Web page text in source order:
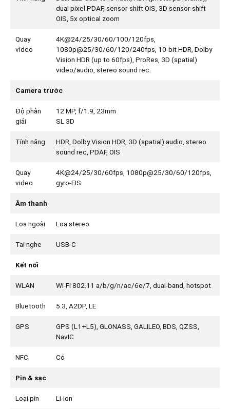
dual pixel PDAF, sensor-shift OIS, 3D sensor‑shift
OIS, 5x optical zoom
Quay
video
4K@24/25/30/60/100/120fps,
1080p@25/30/60/120/240fps, 10-bit HDR, Dolby
Vision HDR (up to 60fps), ProRes, 3D (spatial)
video/audio, stereo sound rec.
Camera trước
Độ phân
giải
12 MP, f/1.9, 23mm
SL 3D
Tính năng
HDR, Dolby Vision HDR, 3D (spatial) audio, stereo
sound rec, PDAF, OIS
Quay
video
4K@24/25/30/60fps, 1080p@25/30/60/120fps,
gyro-EIS
Âm thanh
Loa ngoài Loa stereo
Tai nghe USB-C
Kết nối
WLAN Wi-Fi 802.11 a/b/g/n/ac/6e/7, dual-band, hotspot
Bluetooth 5.3, A2DP, LE
GPS
GPS (L1+L5), GLONASS, GALILEO, BDS, QZSS,
NavIC
NFC Có
Pin & sạc
Loại pin Li-Ion